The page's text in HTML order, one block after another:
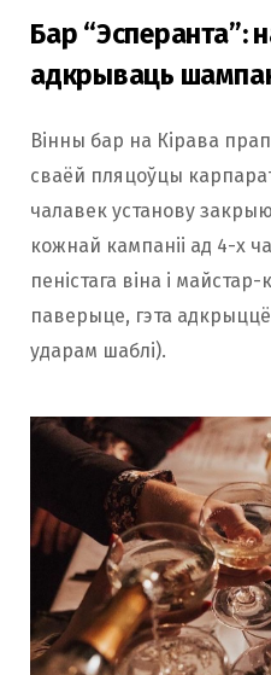
Бар “Эсперанта”:
адкрываць
Вінны бар на Кірава
сваёй пляцоўцы
чалавек установу
кожнай кампаніі ад 4-х
пеністага віна і
паверыце, гэта
ударам шаблі).